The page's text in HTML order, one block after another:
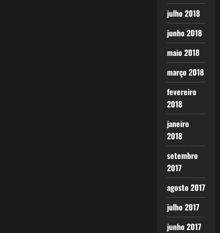
julho 2018
junho 2018
maio 2018
março 2018
fevereiro
2018
janeiro
2018
setembro
2017
agosto 2017
julho 2017
junho 2017